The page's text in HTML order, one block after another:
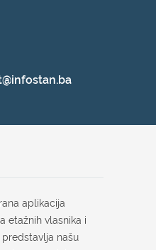
aplikacija
etažnih vlasnika i
našu